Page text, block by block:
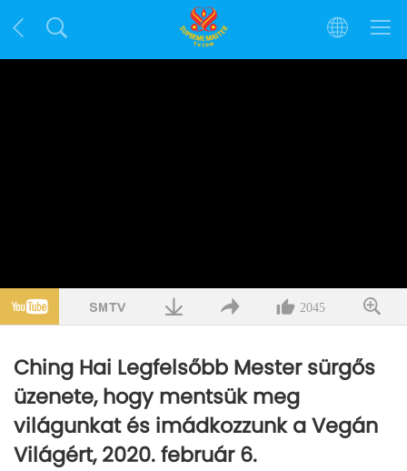
2045
Ching Hai Legfelsőbb Mester sürgős
üzenete, hogy mentsük meg
világunkat és imádkozzunk a Vegán
Világért, 2020. február 6.